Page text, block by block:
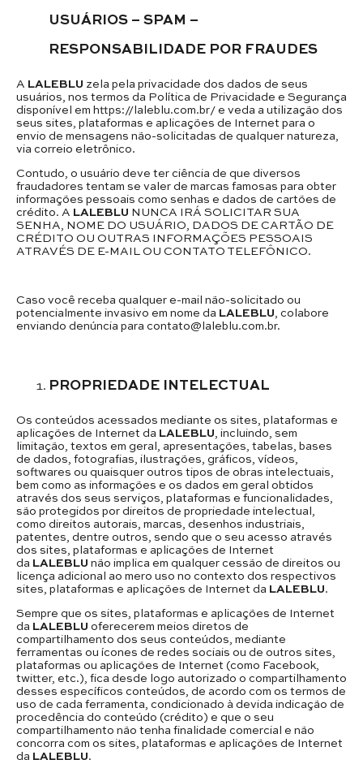
USUÁRIOS – SPAM –
RESPONSABILIDADE POR FRAUDES
A LALEBLU zela pela privacidade dos dados de seus
usuários, nos termos da Política de Privacidade e Segurança
disponível em https://laleblu.com.br/ e veda a utilização dos
seus sites, plataformas e aplicações de Internet para o
envio de mensagens não-solicitadas de qualquer natureza,
via correio eletrônico.
Contudo, o usuário deve ter ciência de que diversos
fraudadores tentam se valer de marcas famosas para obter
informações pessoais como senhas e dados de cartões de
crédito. A LALEBLU NUNCA IRÁ SOLICITAR SUA
SENHA, NOME DO USUÁRIO, DADOS DE CARTÃO DE
CRÉDITO OU OUTRAS INFORMAÇÕES PESSOAIS
ATRAVÉS DE E-MAIL OU CONTATO TELEFÔNICO.
Caso você receba qualquer e-mail não-solicitado ou
potencialmente invasivo em nome da LALEBLU , colabore
enviando denúncia para contato@laleblu.com.br.
PROPRIEDADE INTELECTUAL
Os conteúdos acessados mediante os sites, plataformas e
aplicações de Internet da LALEBLU , incluindo, sem
limitação, textos em geral, apresentações, tabelas, bases
de dados, fotografias, ilustrações, gráficos, vídeos,
softwares ou quaisquer outros tipos de obras intelectuais,
bem como as informações e os dados em geral obtidos
através dos seus serviços, plataformas e funcionalidades,
são protegidos por direitos de propriedade intelectual,
como direitos autorais, marcas, desenhos industriais,
patentes, dentre outros, sendo que o seu acesso através
dos sites, plataformas e aplicações de Internet
da LALEBLU não implica em qualquer cessão de direitos ou
licença adicional ao mero uso no contexto dos respectivos
sites, plataformas e aplicações de Internet da LALEBLU.
Sempre que os sites, plataformas e aplicações de Internet
da LALEBLU oferecerem meios diretos de
compartilhamento dos seus conteúdos, mediante
ferramentas ou ícones de redes sociais ou de outros sites,
plataformas ou aplicações de Internet (como Facebook,
twitter, etc.), fica desde logo autorizado o compartilhamento
desses específicos conteúdos, de acordo com os termos de
uso de cada ferramenta, condicionado à devida indicação de
procedência do conteúdo (crédito) e que o seu
compartilhamento não tenha finalidade comercial e não
concorra com os sites, plataformas e aplicações de Internet
da LALEBLU.